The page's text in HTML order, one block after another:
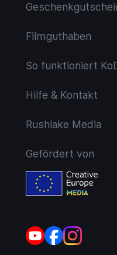
Filmguthaben
So funktioniert
Hilfe & Kontakt
Rushlake Media
Gefördert von